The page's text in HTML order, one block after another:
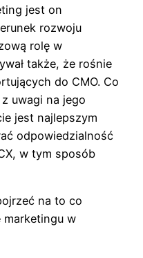
jest on
rozwoju
rolę w
także, że rośnie
do CMO. Co
uwagi na jego
jest najlepszym
odpowiedzialność
w tym sposób
na to co
marketingu w